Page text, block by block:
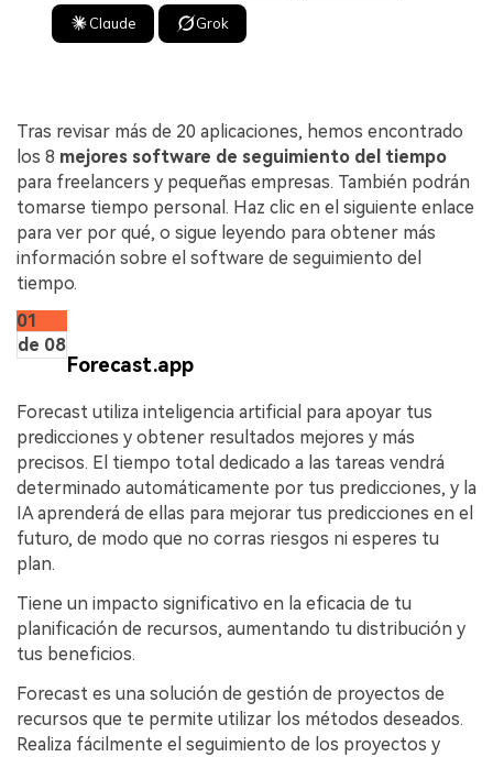
Claude Grok
Tras revisar más de 20 aplicaciones, hemos encontrado
los 8 mejores software de seguimiento del tiempo
para freelancers y pequeñas empresas. También podrán
tomarse tiempo personal. Haz clic en el siguiente enlace
para ver por qué, o sigue leyendo para obtener más
información sobre el software de seguimiento del
tiempo.
01
de 08
Forecast.app
Forecast utiliza inteligencia artificial para apoyar tus
predicciones y obtener resultados mejores y más
precisos. El tiempo total dedicado a las tareas vendrá
determinado automáticamente por tus predicciones, y la
IA aprenderá de ellas para mejorar tus predicciones en el
futuro, de modo que no corras riesgos ni esperes tu
plan.
Tiene un impacto significativo en la eficacia de tu
planificación de recursos, aumentando tu distribución y
tus beneficios.
Forecast es una solución de gestión de proyectos de
recursos que te permite utilizar los métodos deseados.
Realiza fácilmente el seguimiento de los proyectos y